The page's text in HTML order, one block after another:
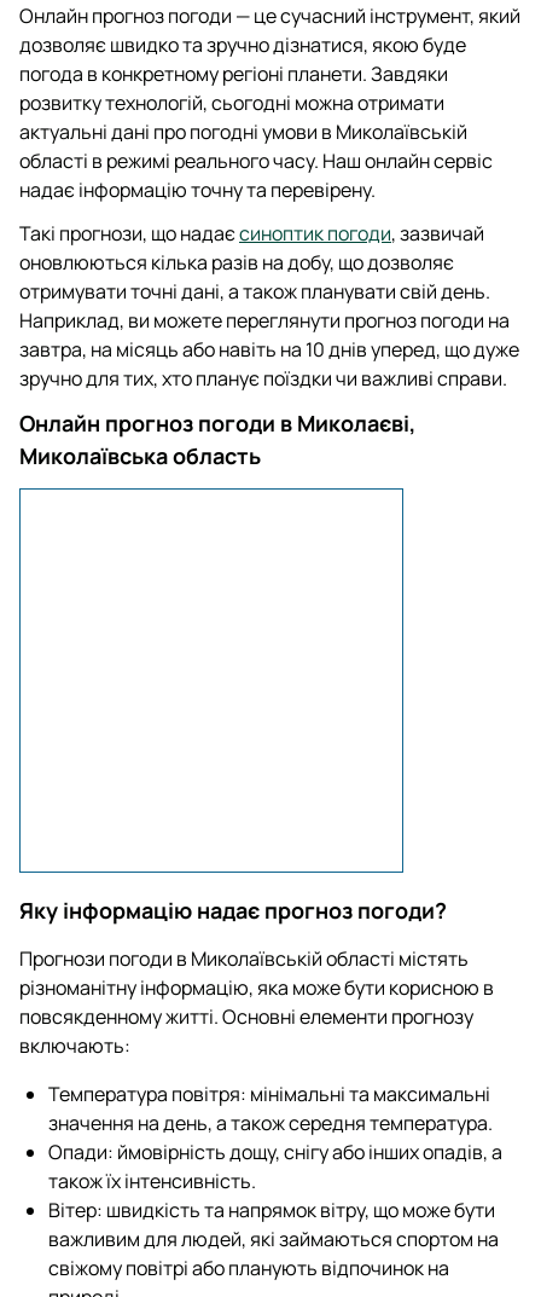
Онлайн прогноз погоди — це сучасний інструмент, який
дозволяє швидко та зручно дізнатися, якою буде
погода в конкретному регіоні планети. Завдяки
розвитку технологій, сьогодні можна отримати
актуальні дані про погодні умови в Миколаївській
області в режимі реального часу. Наш онлайн сервіс
надає інформацію точну та перевірену.
Такі прогнози, що надаєсиноптик погоди, зазвичай
оновлюються кілька разів на добу, що дозволяє
отримувати точні дані, а також планувати свій день.
Наприклад, ви можете переглянути прогноз погоди на
завтра, на місяць або навіть на 10 днів уперед, що дуже
зручно для тих, хто планує поїздки чи важливі справи.
Онлайн прогноз погоди в Миколаєві,
Миколаївська область
Яку інформацію надає прогноз погоди?
Прогнози погоди в Миколаївській області містять
різноманітну інформацію, яка може бути корисною в
повсякденному житті. Основні елементи прогнозу
включають:
Температура повітря: мінімальні та максимальні
значення на день, а також середня температура.
Опади: ймовірність дощу, снігу або інших опадів, а
також їх інтенсивність.
Вітер: швидкість та напрямок вітру, що може бути
важливим для людей, які займаються спортом на
свіжому повітрі або планують відпочинок на